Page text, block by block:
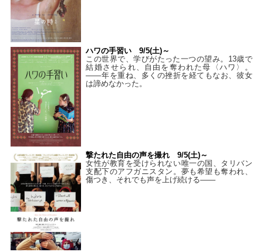
ハワの手習い 9/5(土)～
この世界で、学びがたった一つの望み。13歳で
結婚させられ、自由を奪われた母〈ハワ〉。
——年を重ね、多くの挫折を経てもなお、彼女
は諦めなかった。
撃たれた自由の声を撮れ 9/5(土)～
女性が教育を受けられない唯一の国、タリバン
支配下のアフガニスタン。夢も希望も奪われ、
傷つき、それでも声を上げ続ける——